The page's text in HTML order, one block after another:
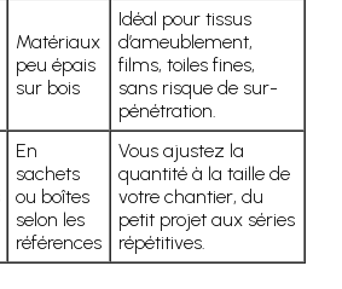
Matériaux
peu épais
sur bois
Idéal pour tissus
d’ameublement,
films, toiles fines,
sans risque de sur-
pénétration.
En
sachets
ou boîtes
selon les
références
Vous ajustez la
quantité à la taille de
votre chantier, du
petit projet aux séries
répétitives.